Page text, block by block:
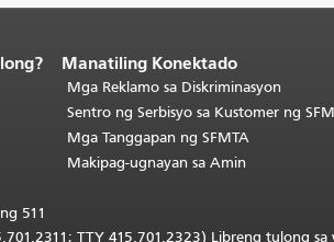
511
Manatiling Konektado
Mga Reklamo sa Diskriminasyon
Sentro ng Serbisyo sa Kustomer ng
Mga Tanggapan ng SFMTA
Makipag-ugnayan sa Amin
TTY 415.701.2323) Libreng tulong